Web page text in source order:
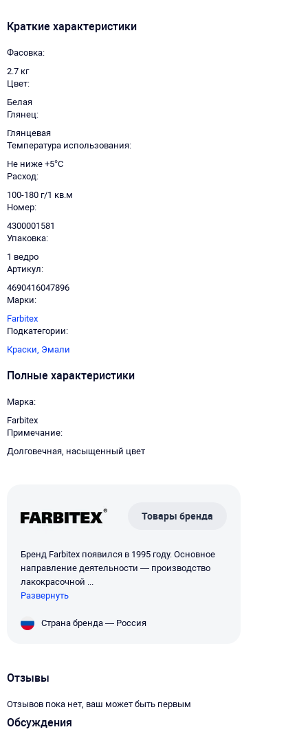
Краткие характеристики
Фасовка
2.7 кг
Цвет
Белая
Глянец
Глянцевая
Температура использования
Не ниже +5°С
Расход
100-180 г/1 кв.м
Номер
4300001581
Упаковка
1 ведро
Артикул
4690416047896
Марки
Farbitex
Подкатегории
Краски, Эмали
Полные характеристики
Марка
Farbitex
Примечание
Долговечная, насыщенный цвет
Товары бренда
Бренд Farbitex появился в 1995 году. Основное
направление деятельности — производство
лакокрасочной ...
Развернуть
Страна бренда — Россия
Отзывы
Отзывов пока нет, ваш может быть первым
Обсуждения